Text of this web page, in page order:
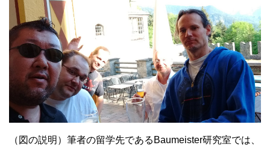
（図の説明）筆者の留学先であるBaumeister研究室では、